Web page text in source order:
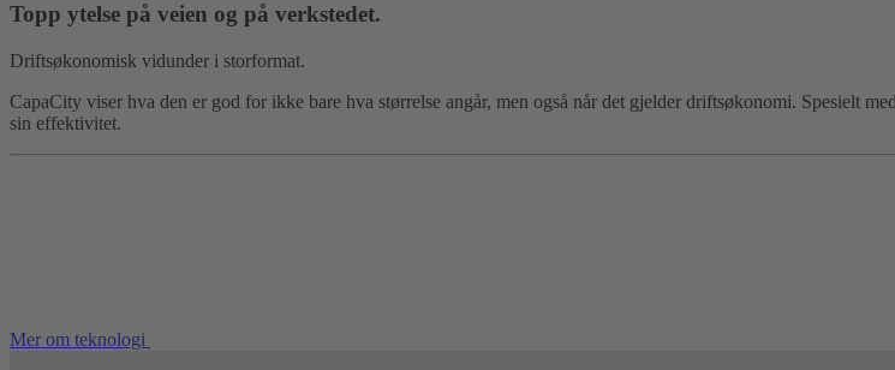
Topp ytelse på veien og på verkstedet.
Driftsøkonomisk vidunder i storformat.
CapaCity viser hva den er god for ikke bare hva størrelse angår, men også når det gjelder driftsøkonomi. Spesielt
sin effektivitet.
Mer om teknologi